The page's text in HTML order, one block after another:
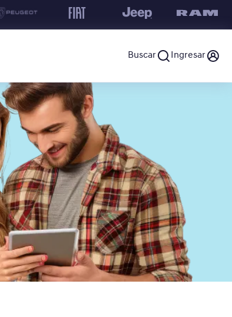
Buscar Ingresar